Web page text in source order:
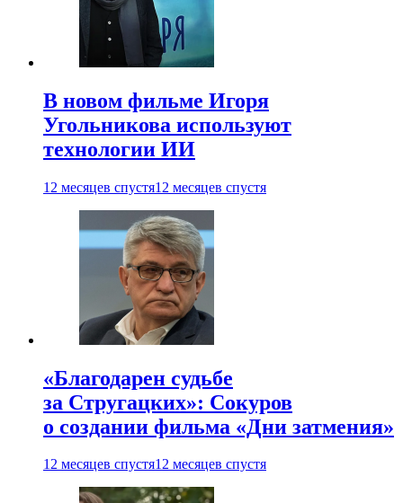
В новом фильме Игоря
Угольникова используют
технологии ИИ
12 месяцев спустя12 месяцев спустя
«Благодарен судьбе
за Стругацких»: Сокуров
о создании фильма «Дни затмения»
12 месяцев спустя12 месяцев спустя